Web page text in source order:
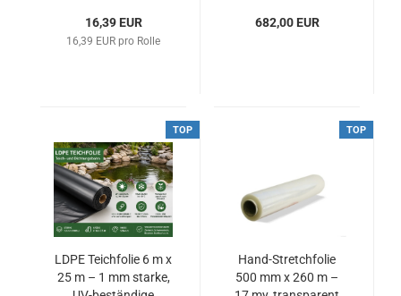
& Renovierung
16,39 EUR
16,39 EUR pro Rolle
682,00 EUR
TOP
LDPE Teichfolie 6 m x
25 m – 1 mm starke,
TOP
Hand-Stretchfolie
500 mm x 260 m –